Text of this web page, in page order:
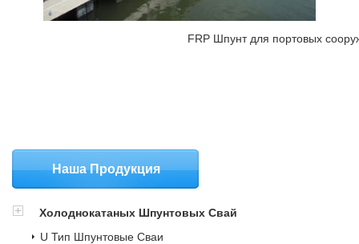
FRP Шпунт для портовых
Наша Продукция
Холоднокатаных Шпунтовых Свай
U Тип Шпунтовые Сваи